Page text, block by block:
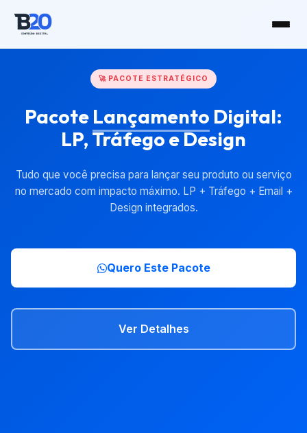
🚀 PACOTE ESTRATÉGICO
Pacote Lançamento Digital:
LP, Tráfego e Design
Tudo que você precisa para lançar seu produto ou serviço
no mercado com impacto máximo. LP + Tráfego + Email +
Design integrados.
Quero Este Pacote
Ver Detalhes